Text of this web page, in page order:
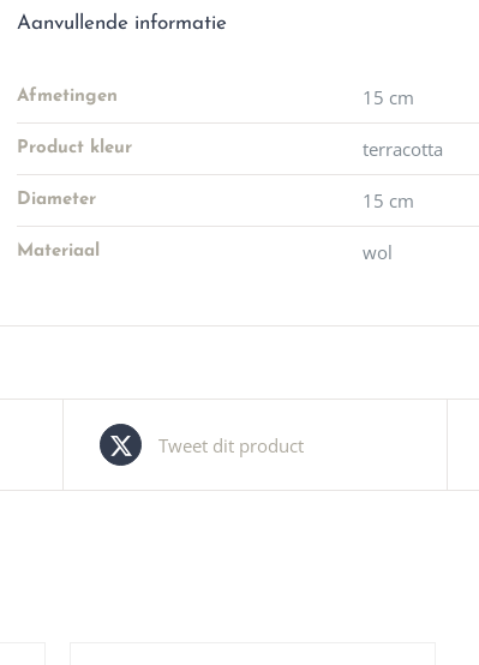
Aanvullende informatie
Afmetingen 15 cm
Product kleur terracotta
Diameter 15 cm
Materiaal wol
Tweet dit product